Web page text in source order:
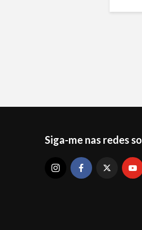
Siga-me nas redes